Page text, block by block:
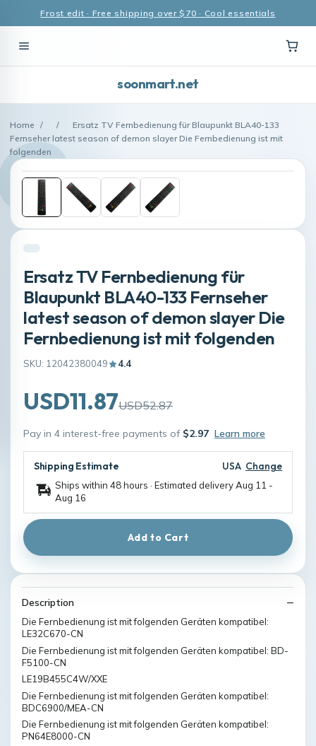
Frost edit · Free shipping over $70 · Cool essentials
soonmart.net
Home / /
Ersatz TV Fernbedienung für Blaupunkt BLA40-133
Fernseher latest season of demon slayer Die Fernbedienung ist mit
folgenden
Ersatz TV Fernbedienung für
Blaupunkt BLA40-133 Fernseher
latest season of demon slayer Die
Fernbedienung ist mit folgenden
SKU: 12042380049 4.4
USD11.87USD52.87
Pay in 4 interest-free payments of $2.97 Learn more
Shipping Estimate USA Change
Ships within 48 hours · Estimated deliveryAug 11 -
Aug 16
Add to Cart
Description
Die Fernbedienung ist mit folgenden Geräten kompatibel:
LE32C670-CN
Die Fernbedienung ist mit folgenden Geräten kompatibel: BD-
F5100-CN
LE19B455C4W/XXE
Die Fernbedienung ist mit folgenden Geräten kompatibel:
BDC6900/MEA-CN
Die Fernbedienung ist mit folgenden Geräten kompatibel:
PN64E8000-CN